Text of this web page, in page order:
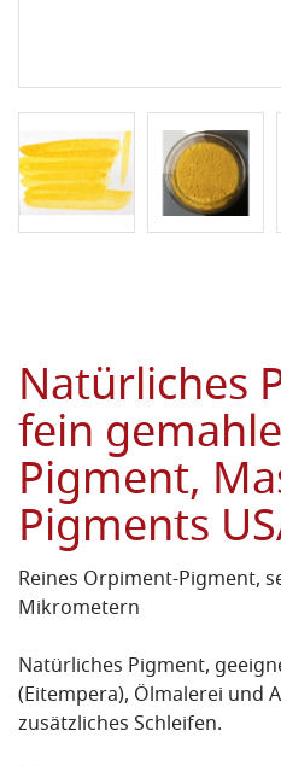
Natürliches
fein
Pigment,
Pigments
Reines Orpiment-Pigment,
Mikrometern
Natürliches Pigment,
(Eitempera), Ölmalerei und
zusätzliches Schleifen.